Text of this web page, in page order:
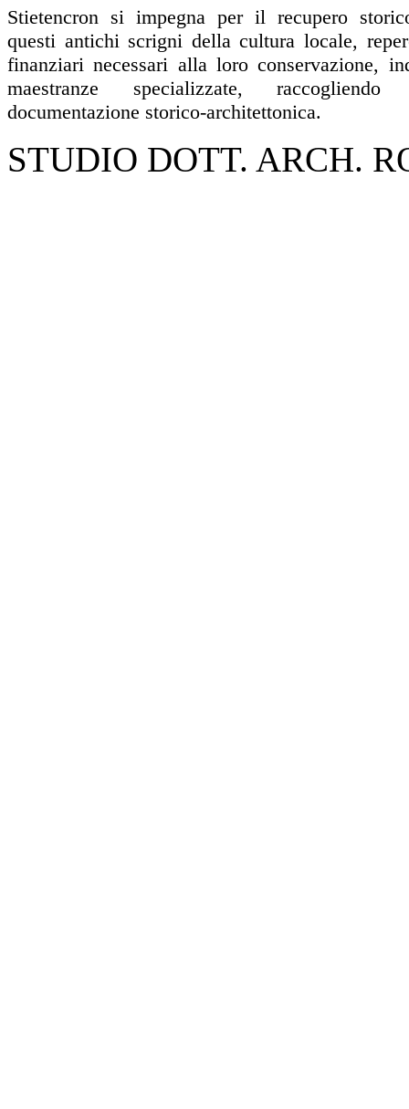
Stietencron si impegna per il recupero
questi antichi scrigni della cultura locale,
finanziari necessari alla loro conservazione,
maestranze specializzate,
documentazione storico-architettonica.
STUDIO DOTT. ARCH.